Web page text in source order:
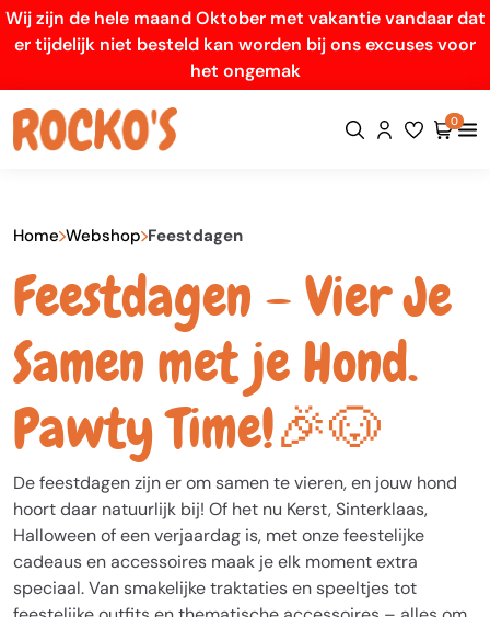
Wij zijn de hele maand Oktober met vakantie vandaar dat
er tijdelijk niet besteld kan worden bij ons excuses voor
het ongemak
0
Home Webshop Feestdagen
Feestdagen – Vier Je
Samen met je Hond.
Pawty Time!🎉🐶
De feestdagen zijn er om samen te vieren, en jouw hond
hoort daar natuurlijk bij! Of het nu Kerst, Sinterklaas,
Halloween of een verjaardag is, met onze feestelijke
cadeaus en accessoires maak je elk moment extra
speciaal. Van smakelijke traktaties en speeltjes tot